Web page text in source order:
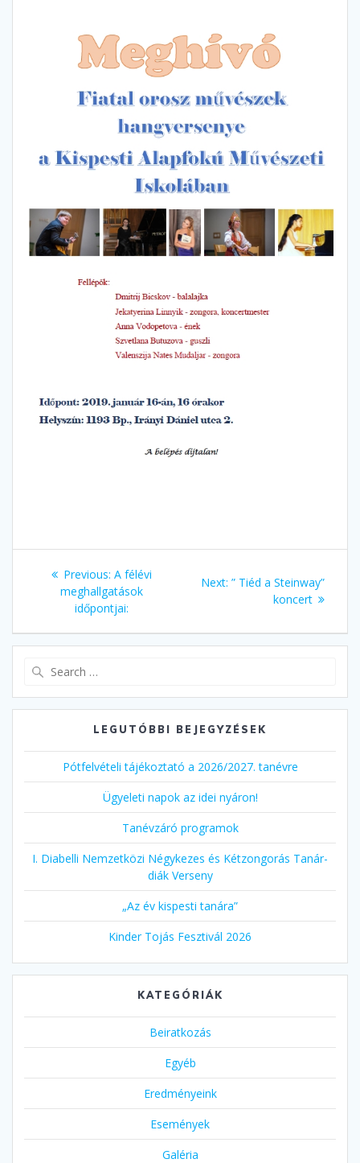
Bejegyzés
navigáció
Previous: Previous
post:
A félévi
meghallgatások
időpontjai:
Next: Next
” Tiéd a Steinway”
koncert
LEGUTÓBBI BEJEGYZÉSEK
Pótfelvételi tájékoztató a 2026/2027. tanévre
Ügyeleti napok az idei nyáron!
Tanévzáró programok
I. Diabelli Nemzetközi Négykezes és Kétzongorás Tanár-
diák Verseny
„Az év kispesti tanára”
Kinder Tojás Fesztivál 2026
KATEGÓRIÁK
Beiratkozás
Egyéb
Eredményeink
Események
Galéria